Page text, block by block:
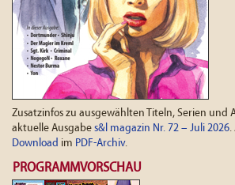
Zusatzinfos zu ausgewählten Titeln, Serien und
aktuelle Ausgabe s&l magazin Nr. 72 – Juli 2026.
Download im PDF-Archiv.
PROGRAMMVORSCHAU